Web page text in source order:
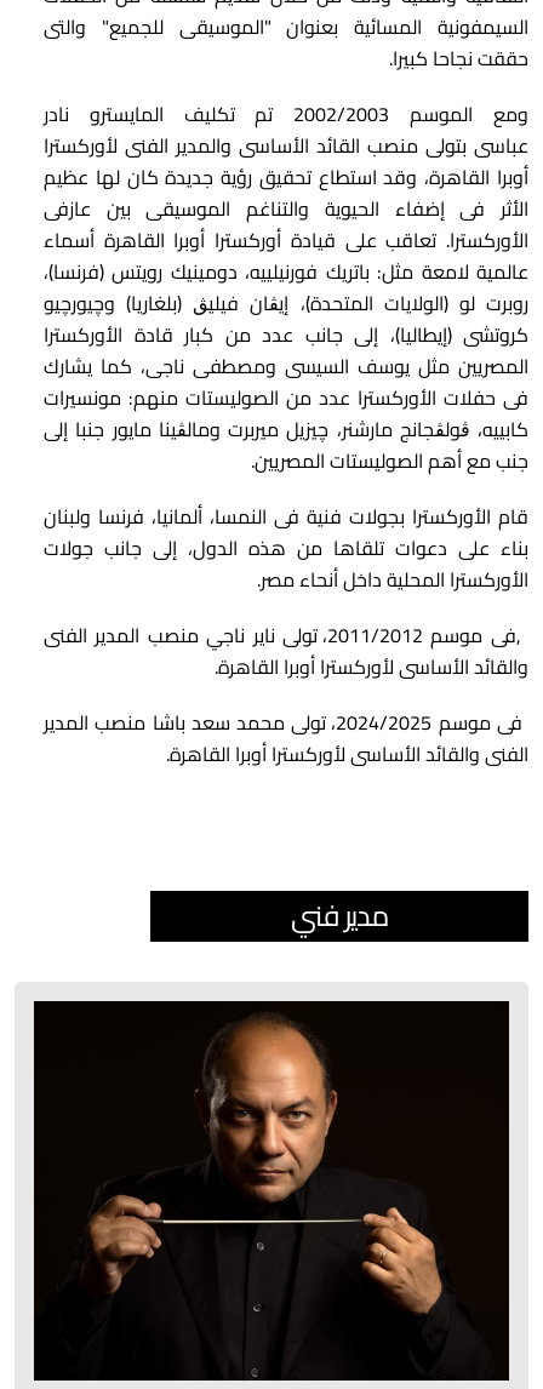
السيمفونية المسائية بعنوان "الموسيقى للجميع" والتى
حققت نجاحا كبيرا.
ومع الموسم 2002/2003 تم تكليف المايسترو نادر
عباسى بتولى منصب القائد الأساسى والمدير الفنى لأوركسترا
أوبرا القاهرة، وقد استطاع تحقيق رؤية جديدة كان لها عظيم
الأثر فى إضفاء الحيوية والتناغم الموسيقى بين عازفى
الأوركسترا. تعاقب على قيادة أوركسترا أوبرا القاهرة أسماء
عالمية لامعة مثل: باتريك فورنيلييه، دومينيك رويتس (فرنسا)،
روبرت لو (الولايات المتحدة)، إيڨان فيليڨ (بلغاريا) وچيورچيو
كروتشى (إيطاليا)، إلى جانب عدد من كبار قادة الأوركسترا
المصريين مثل يوسف السيسى ومصطفى ناجى، كما يشارك
فى حفلات الأوركسترا عدد من الصوليستات منهم: مونسيرات
كابييه، ڨولڨجانج مارشنر، چيزيل ميربرت ومالڨينا مايور جنبا إلى
جنب مع أهم الصوليستات المصريين.
قام الأوركسترا بجولات فنية فى النمسا، ألمانيا، فرنسا ولبنان
بناء على دعوات تلقاها من هذه الدول، إلى جانب جولات
الأوركسترا المحلية داخل أنحاء مصر.
,فى موسم 2011/2012، تولى ناير ناجي منصب المدير الفنى
والقائد الأساسى لأوركسترا أوبرا القاهرة.
فى موسم 2024/2025، تولى محمد سعد باشا منصب المدير
الفنى والقائد الأساسى لأوركسترا أوبرا القاهرة.
مدير فني